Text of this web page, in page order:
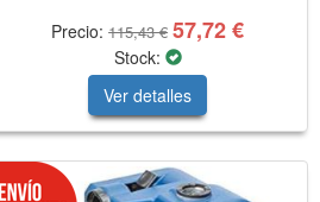
Precio:115,43 € 57,72 €
Stock:
Ver detalles